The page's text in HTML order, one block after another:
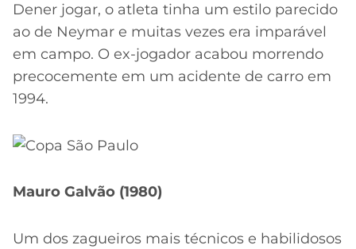
Dener jogar, o atleta tinha um estilo parecido
ao de Neymar e muitas vezes era imparável
em campo. O ex-jogador acabou morrendo
precocemente em um acidente de carro em
1994.
Mauro Galvão (1980)
Um dos zagueiros mais técnicos e habilidosos